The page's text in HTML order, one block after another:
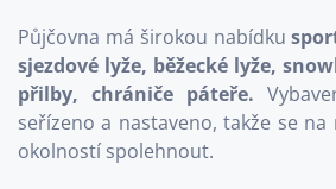
Půjčovna má širokou nabídku
sjezdové lyže, běžecké lyže,
přilby, chrániče páteře.
seřízeno a nastaveno, takže se na
okolností spolehnout.